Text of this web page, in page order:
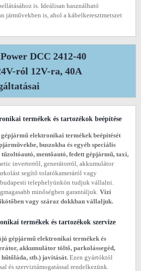
is. Ideálisan használható
járművekben is, ahol a kábelkeresztmetszet
DCC 2412-40
ról 12V-ra, 40A
termékek és tartozékok beépítése
elektronikai termékek beépítését
buszokba és egyéb speciális
mentőautó, fedett gépjármű, taxi,
inverterről, generátorról, akkumulátor
segítő tolatókameráról vagy
telephelyünkön tudjuk vállalni.
minőségben garantáljuk. Vízi
vagy száraz dokkban vállaljuk.
termékek és tartozékok szervize
gépjármű elektronikai termékek és
akkumulátor töltő, parkolássegéd,
stb.) javítását. Ezen gyártóktól
és szerviztámogatással rendelkezünk.